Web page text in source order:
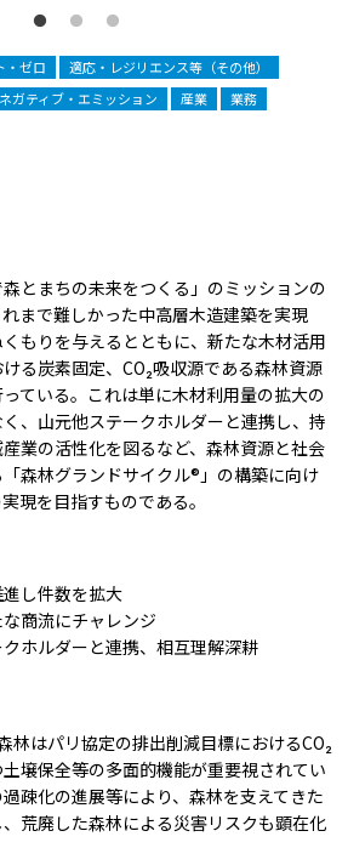
・ゼロ
適応・レジリエンス等（その他）
ガティブ・エミッション
産業
業務
森とまちの未来をつくる」のミッションの
まで難しかった中高層木造建築を実現
もりを与えるとともに、新たな木材活用
る炭素固定、CO₂吸収源である森林資源
ている。これは単に木材利用量の拡大の
、山元他ステークホルダーと連携し、持
業の活性化を図るなど、森林資源と社会
森林グランドサイクル®」の構築に向け
現を目指すものである。
し件数を拡大
商流にチャレンジ
ホルダーと連携、相互理解深耕
林はパリ協定の排出削減目標におけるCO₂
壌保全等の多面的機能が重要視されてい
疎化の進展等により、森林を支えてきた
荒廃した森林による災害リスクも顕在化